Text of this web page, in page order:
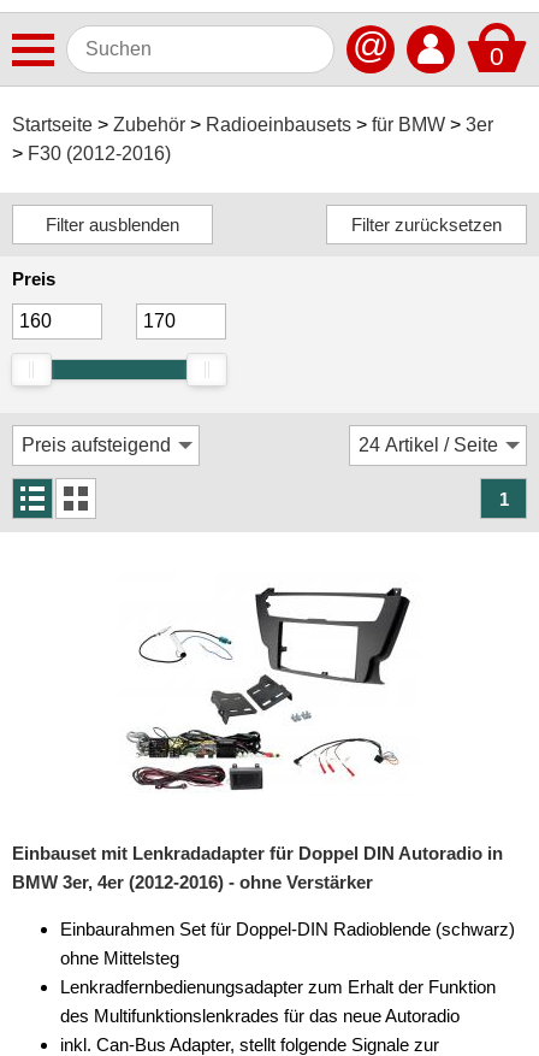
0
@
Startseite Zubehör Radioeinbausets für BMW
3er
F30 (2012-2016)
Autoradios
Dashcams
Freisprechanlagen
Lautsprecher
Navigationssoftware
Navigationssysteme
Aktivsystemadapter
Antennenkabel
Antennensplitter
Antennenstab
Antennenstecker
Preis
1
Einbauset mit Lenkradadapter für Doppel DIN Autoradio in
BMW 3er, 4er (2012-2016) - ohne Verstärker
Einbaurahmen Set für Doppel-DIN Radioblende (schwarz)
ohne Mittelsteg
Lenkradfernbedienungsadapter zum Erhalt der Funktion
des Multifunktionslenkrades für das neue Autoradio
inkl. Can-Bus Adapter, stellt folgende Signale zur